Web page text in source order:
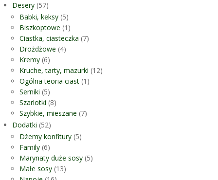
Desery (57)
Babki, keksy (5)
Biszkoptowe (1)
Ciastka, ciasteczka (7)
Drożdżowe (4)
Kremy (6)
Kruche, tarty, mazurki (12)
Ogólna teoria ciast (1)
Serniki (5)
Szarlotki (8)
Szybkie, mieszane (7)
Dodatki (52)
Dżemy konfitury (5)
Family (6)
Marynaty duże sosy (5)
Małe sosy (13)